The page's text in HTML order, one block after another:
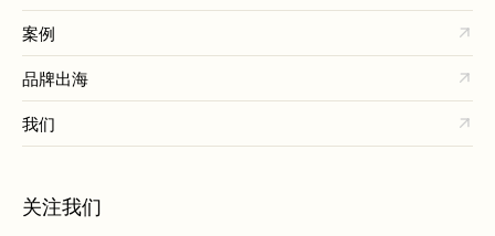
案例
品牌出海
我们
关注我们